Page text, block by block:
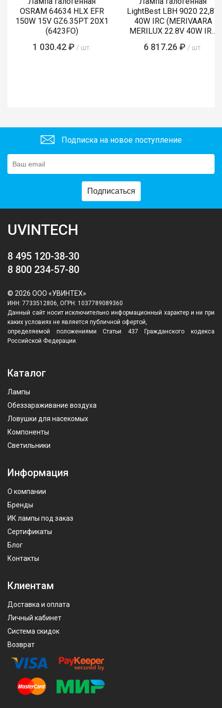
OSRAM 64634 HLX EFR
150W 15V GZ6.35PT 20X1
(6423FO)
1 030.42 ₽ / шт.
LightBest LBH 9020 22,8V
40W IRC (MERIVAARA
MERILUX 22.8V 40W IRC
6 817.26 ₽ / шт.
Подписка на новое поступление
Подписаться
UVINTECH
8 495 120-38-30
8 800 234-57-80
© 2026 ООО «УВИНТЕХ»
ИНН: 7733512806, ОГРН: 1037789089360
Данный сайт носит исключительно информационный характер и ни при
каких условиях не является публичной офертой,
определяемой положениями Статьи 437 Гражданского кодекса
Российской Федерации.
Каталог
Лампы
Обеззараживание воздуха
Ловушки для насекомых
Компоненты
Светильники
Информация
О компании
Бренды
ИК лампы под заказ
Сертификаты
Блог
Контакты
Клиентам
Доставка и оплата
Личный кабинет
Система скидок
Возврат